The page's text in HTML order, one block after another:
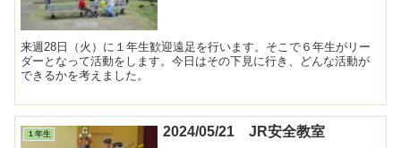
来週28日（火）に１年生歓迎遠足を行います。そこで６年生がリー
ダーとなって活動をします。今日はその下見に行き、どんな活動が
できるかを考えました。
１年生 2024/05/21 JR安全教室